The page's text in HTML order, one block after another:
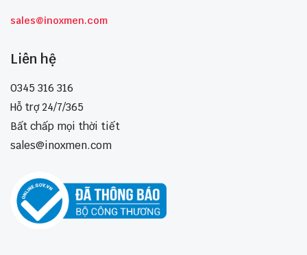
sales@inoxmen.com
Liên hệ
0345 316 316
Hỗ trợ 24/7/365
Bất chấp mọi thời tiết
sales@inoxmen.com